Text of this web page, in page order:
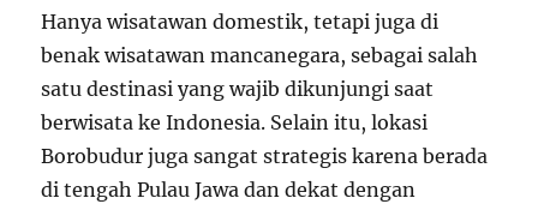
Hanya wisatawan domestik, tetapi juga di
benak wisatawan mancanegara, sebagai salah
satu destinasi yang wajib dikunjungi saat
berwisata ke Indonesia. Selain itu, lokasi
Borobudur juga sangat strategis karena berada
di tengah Pulau Jawa dan dekat dengan